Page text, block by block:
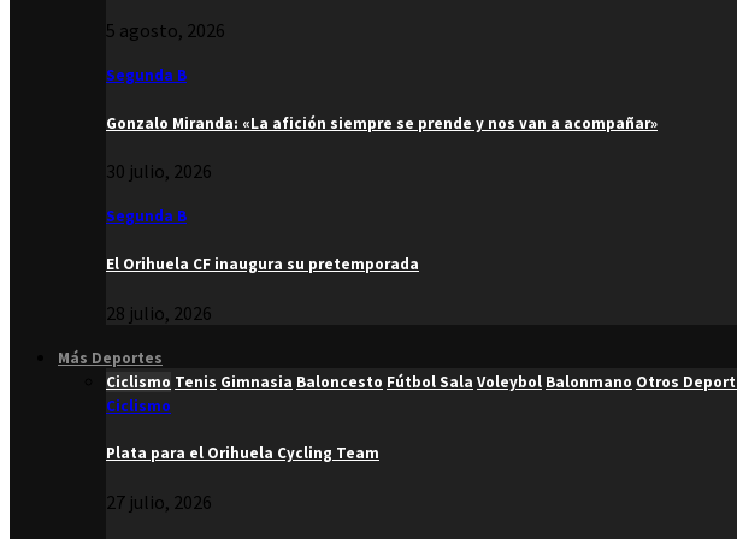
5 agosto, 2026
Segunda B
Gonzalo Miranda: «La afición siempre se prende y nos van a acompañar»
30 julio, 2026
Segunda B
El Orihuela CF inaugura su pretemporada
28 julio, 2026
Más Deportes
Ciclismo Tenis Gimnasia Baloncesto Fútbol Sala Voleybol Balonmano Otros
Ciclismo
Plata para el Orihuela Cycling Team
27 julio, 2026